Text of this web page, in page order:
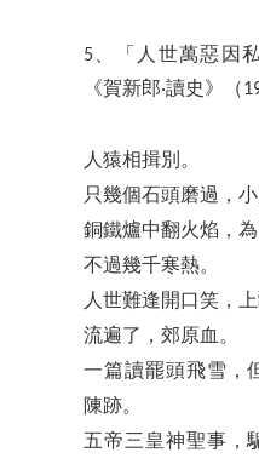
5、「人世萬惡因
《賀新郎‧讀史》（
人猿相揖別。
只幾個石頭磨過，小
銅鐵爐中翻火焰，
不過幾千寒熱。
人世難逢開口笑，
流遍了，郊原血。
一篇讀罷頭飛雪，
陳跡。
五帝三皇神聖事，